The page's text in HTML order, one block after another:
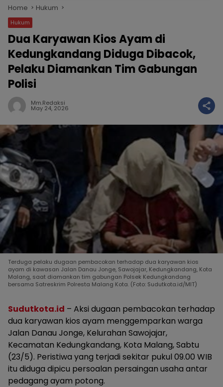
Home Hukum
Hukum
Dua Karyawan Kios Ayam di
Kedungkandang Diduga Dibacok,
Pelaku Diamankan Tim Gabungan
Polisi
Mm.redaksi
May 24, 2026
Terduga pelaku dugaan pembacokan terhadap dua karyawan kios
ayam di kawasan Jalan Danau Jonge, Sawojajar, Kedungkandang, Kota
Malang, saat diamankan tim gabungan Polsek Kedungkandang
bersama Satreskrim Polresta Malang Kota. (Foto: Sudutkota.id/MIT)
Sudutkota.id – Aksi dugaan pembacokan terhadap
dua karyawan kios ayam menggemparkan warga
Jalan Danau Jonge, Kelurahan Sawojajar,
Kecamatan Kedungkandang, Kota Malang, Sabtu
(23/5). Peristiwa yang terjadi sekitar pukul 09.00 WIB
itu diduga dipicu persoalan persaingan usaha antar
pedagang ayam potong.